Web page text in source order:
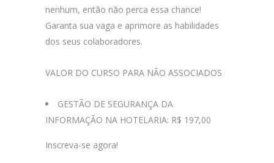
nenhum, então não perca essa chance!
Garanta sua vaga e aprimore as habilidades
dos seus colaboradores.
VALOR DO CURSO PARA NÃO ASSOCIADOS
GESTÃO DE SEGURANÇA DA
INFORMAÇÃO NA HOTELARIA: R$ 197,00
Inscreva-se agora!